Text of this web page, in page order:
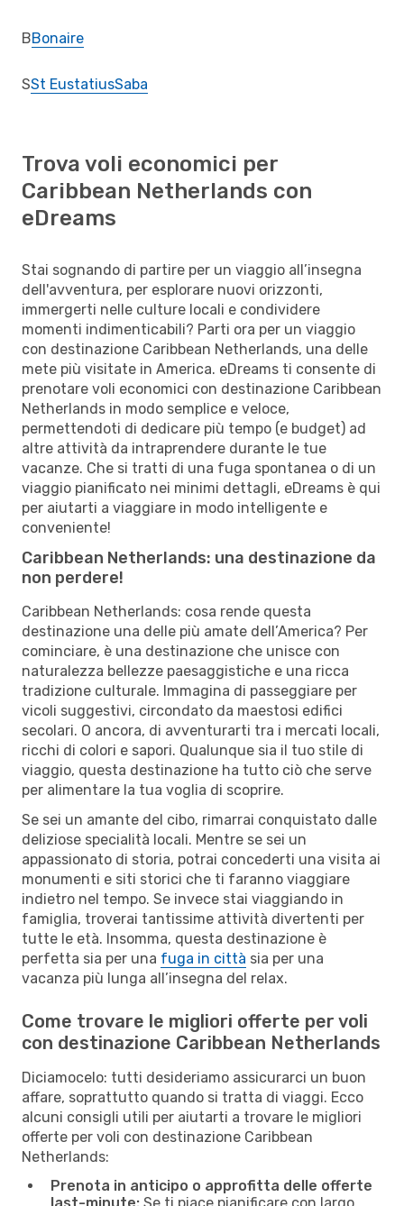
BBonaire
SSt EustatiusSaba
Trova voli economici per
Caribbean Netherlands con
eDreams
Stai sognando di partire per un viaggio all’insegna
dell'avventura, per esplorare nuovi orizzonti,
immergerti nelle culture locali e condividere
momenti indimenticabili? Parti ora per un viaggio
con destinazione Caribbean Netherlands, una delle
mete più visitate in America. eDreams ti consente di
prenotare voli economici con destinazione Caribbean
Netherlands in modo semplice e veloce,
permettendoti di dedicare più tempo (e budget) ad
altre attività da intraprendere durante le tue
vacanze. Che si tratti di una fuga spontanea o di un
viaggio pianificato nei minimi dettagli, eDreams è qui
per aiutarti a viaggiare in modo intelligente e
conveniente!
Caribbean Netherlands: una destinazione da
non perdere!
Caribbean Netherlands: cosa rende questa
destinazione una delle più amate dell’America? Per
cominciare, è una destinazione che unisce con
naturalezza bellezze paesaggistiche e una ricca
tradizione culturale. Immagina di passeggiare per
vicoli suggestivi, circondato da maestosi edifici
secolari. O ancora, di avventurarti tra i mercati locali,
ricchi di colori e sapori. Qualunque sia il tuo stile di
viaggio, questa destinazione ha tutto ciò che serve
per alimentare la tua voglia di scoprire.
Se sei un amante del cibo, rimarrai conquistato dalle
deliziose specialità locali. Mentre se sei un
appassionato di storia, potrai concederti una visita ai
monumenti e siti storici che ti faranno viaggiare
indietro nel tempo. Se invece stai viaggiando in
famiglia, troverai tantissime attività divertenti per
tutte le età. Insomma, questa destinazione è
perfetta sia per una fuga in città sia per una
vacanza più lunga all’insegna del relax.
Come trovare le migliori offerte per voli
con destinazione Caribbean Netherlands
Diciamocelo: tutti desideriamo assicurarci un buon
affare, soprattutto quando si tratta di viaggi. Ecco
alcuni consigli utili per aiutarti a trovare le migliori
offerte per voli con destinazione Caribbean
Netherlands:
Prenota in anticipo o approfitta delle offerte